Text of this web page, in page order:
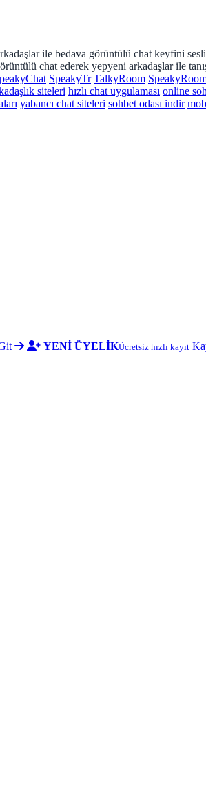
ile bedava görüntülü chat keyfini
chat ederek yepyeni arkadaşlar ile
SpeakyTr TalkyRoom
siteleri hızlı chat uygulaması online
yabancı chat siteleri sohbet odası indir
YENİ ÜYELİKÜcretsiz hızlı kayıt